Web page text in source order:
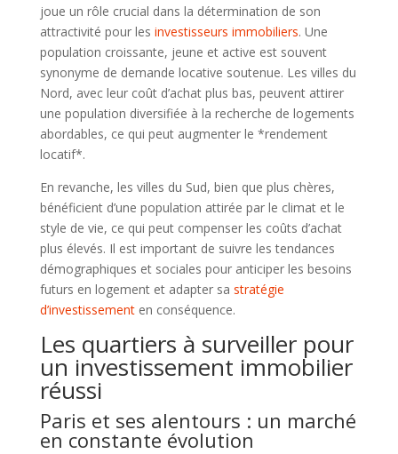
joue un rôle crucial dans la détermination de son
attractivité pour les investisseurs immobiliers. Une
population croissante, jeune et active est souvent
synonyme de demande locative soutenue. Les villes du
Nord, avec leur coût d’achat plus bas, peuvent attirer
une population diversifiée à la recherche de logements
abordables, ce qui peut augmenter le *rendement
locatif*.
En revanche, les villes du Sud, bien que plus chères,
bénéficient d’une population attirée par le climat et le
style de vie, ce qui peut compenser les coûts d’achat
plus élevés. Il est important de suivre les tendances
démographiques et sociales pour anticiper les besoins
futurs en logement et adapter sa stratégie
d’investissementen conséquence.
Les quartiers à surveiller pour
un investissement immobilier
réussi
Paris et ses alentours : un marché
en constante évolution